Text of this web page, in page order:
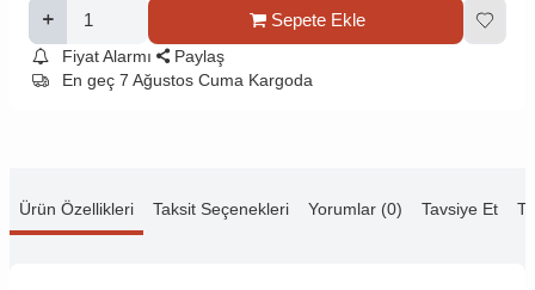
Sepete Ekle
Fiyat Alarmı
Paylaş
En geç 7 Ağustos Cuma Kargoda
Ürün Özellikleri Taksit Seçenekleri Yorumlar (0) Tavsiye Et